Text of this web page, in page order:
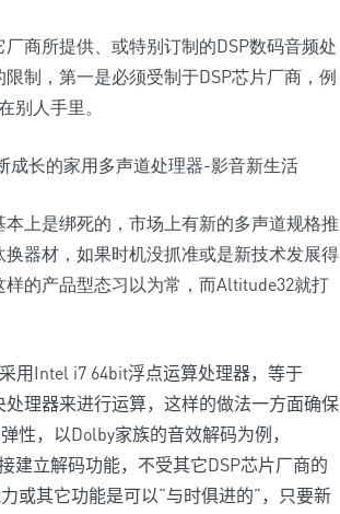
商所提供、或特别订制的DSP数码音频处
制，第一是必须受制于DSP芯片厂商，例
人手里。
上是绑死的，市场上有新的多声道规格推
器材，如果时机没抓准或是新技术发展得
的产品型态习以为常，而Altitude32就打
用 Intel i7 64bit浮点运算处理器，等于
理器来进行运算，这样的做法一方面确保
性，以Dolby家族的音效解码为例，
建立解码功能，不受其它DSP芯片厂商的
或其它功能是可以“与时俱进的”，只要新